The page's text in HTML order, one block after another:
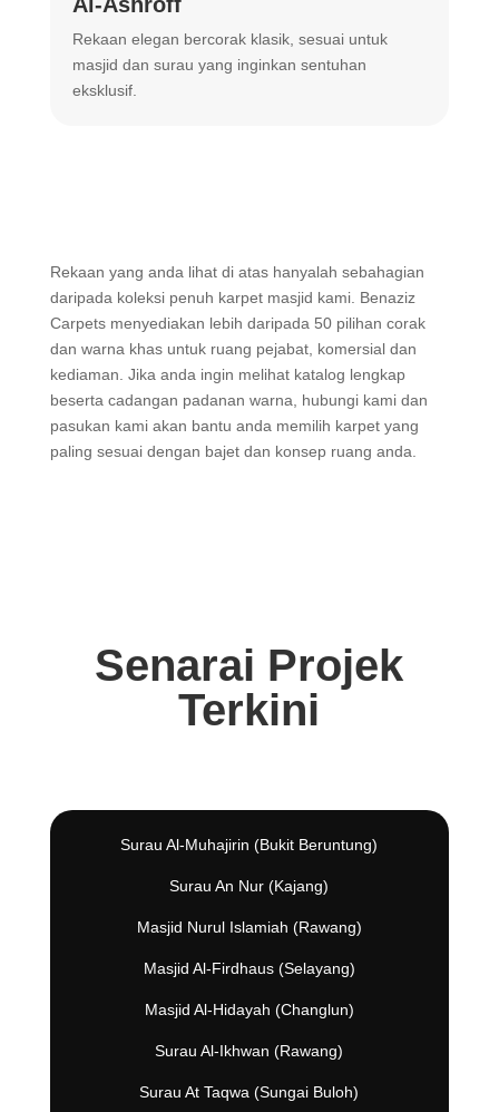
Rekaan elegan bercorak klasik, sesuai untuk
masjid dan surau yang inginkan sentuhan
eksklusif.
Rekaan yang anda lihat di atas hanyalah sebahagian
daripada koleksi penuh karpet masjid kami. Benaziz
Carpets menyediakan lebih daripada 50 pilihan corak
dan warna khas untuk ruang pejabat, komersial dan
kediaman. Jika anda ingin melihat katalog lengkap
beserta cadangan padanan warna, hubungi kami dan
pasukan kami akan bantu anda memilih karpet yang
paling sesuai dengan bajet dan konsep ruang anda.
Senarai Projek
Terkini
Surau Al-Muhajirin (Bukit Beruntung)
Surau An Nur (Kajang)
Masjid Nurul Islamiah (Rawang)
Masjid Al-Firdhaus (Selayang)
Masjid Al-Hidayah (Changlun)
Surau Al-Ikhwan (Rawang)
Surau At Taqwa (Sungai Buloh)